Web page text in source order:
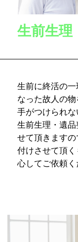
生前生理
生前に終活の一
なった故人の
手がつけられな
生前生理・遺
せて頂きます
付けさせて頂
心してご依頼く